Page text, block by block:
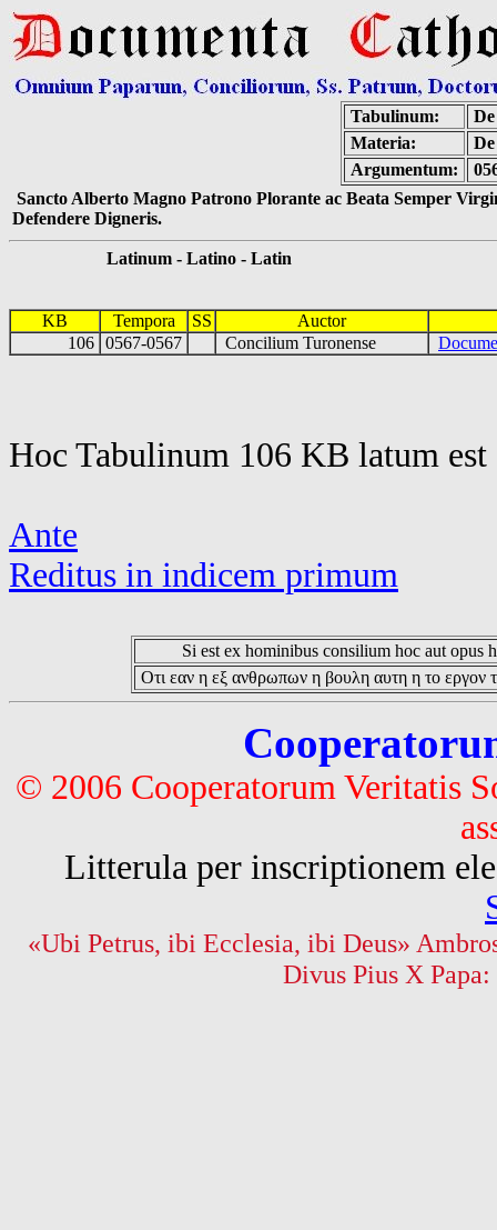
Tabulinum:
Materia:
Argumentum:
Sancto Alberto Magno Patrono Plorante ac Beata Semper
Defendere Digneris.
Latinum - Latino - Latin
KB Tempora SS
Auctor
106 0567-0567 Concilium Turonense
Hoc Tabulinum 106 KB latum
Ante
Reditus in indicem primum
Si est ex hominibus consilium hoc aut opus
Οτι εαν η εξ ανθρωπων η βουλη αυτη η το εργον
© 2006 Cooperatorum Veritatis
Litterula per inscriptionem
«Ubi Petrus, ibi Ecclesia, ibi Deus»
Divus Pius X Papa: